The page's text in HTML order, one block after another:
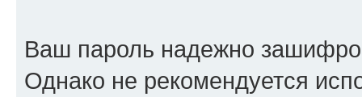
Ваш пароль надежно
Однако не рекомендуется